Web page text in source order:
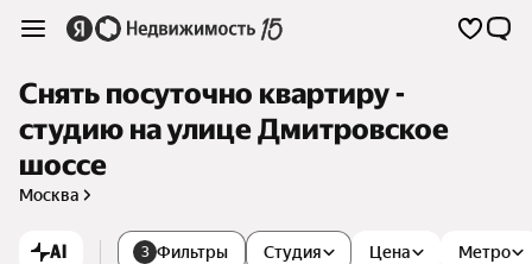
Снять посуточно квартиру -
студию на улице Дмитровское
шоссе
Москва
AI 3 Фильтры Цена
Студия Метро